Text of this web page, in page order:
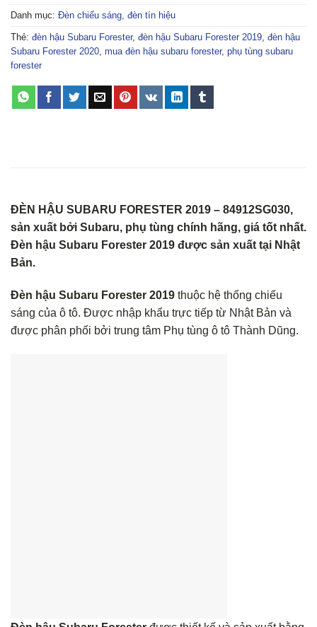
Danh mục: Đèn chiếu sáng, đèn tín hiệu
Thẻ: đèn hậu Subaru Forester, đèn hậu Subaru Forester 2019, đèn hậu
Subaru Forester 2020, mua đèn hậu subaru forester, phụ tùng subaru
forester
ĐÈN HẬU SUBARU FORESTER 2019 – 84912SG030,
sản xuất bởi Subaru, phụ tùng chính hãng, giá tốt nhất.
Đèn hậu Subaru Forester 2019 được sản xuất tại Nhật
Bản.
Đèn hậu Subaru Forester 2019 thuộc hệ thống chiếu
sáng của ô tô. Được nhập khẩu trực tiếp từ Nhật Bản và
được phân phối bởi trung tâm Phụ tùng ô tô Thành Dũng.